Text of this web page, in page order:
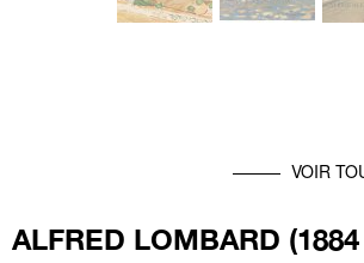
VOIR
ALFRED LOMBARD